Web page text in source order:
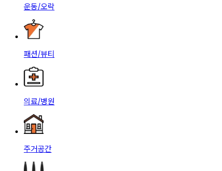
운동/오락
패션/뷰티
의료/병원
주거공간